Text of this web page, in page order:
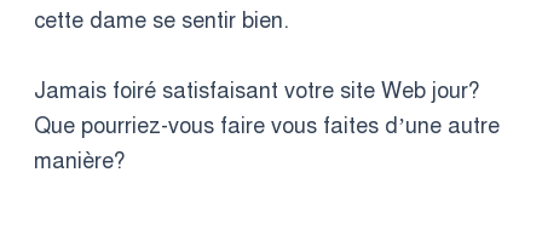
cette dame se sentir bien.
Jamais foiré satisfaisant votre site Web jour?
Que pourriez-vous faire vous faites d’une autre
manière?